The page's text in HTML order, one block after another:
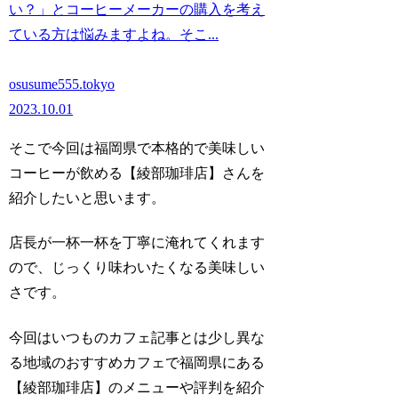
い？」とコーヒーメーカーの購入を考え
ている方は悩みますよね。そこ...
osusume555.tokyo
2023.10.01
そこで今回は福岡県で本格的で美味しい
コーヒーが飲める【綾部珈琲店】
さんを
紹介したいと思います。
店長が一杯一杯を丁寧に淹れてくれます
ので、じっくり味わいたくなる美味しい
さです。
今回はいつものカフェ記事とは少し異な
る地域のおすすめカフェで福岡県にある
【綾部珈琲店】のメニューや評判を紹介